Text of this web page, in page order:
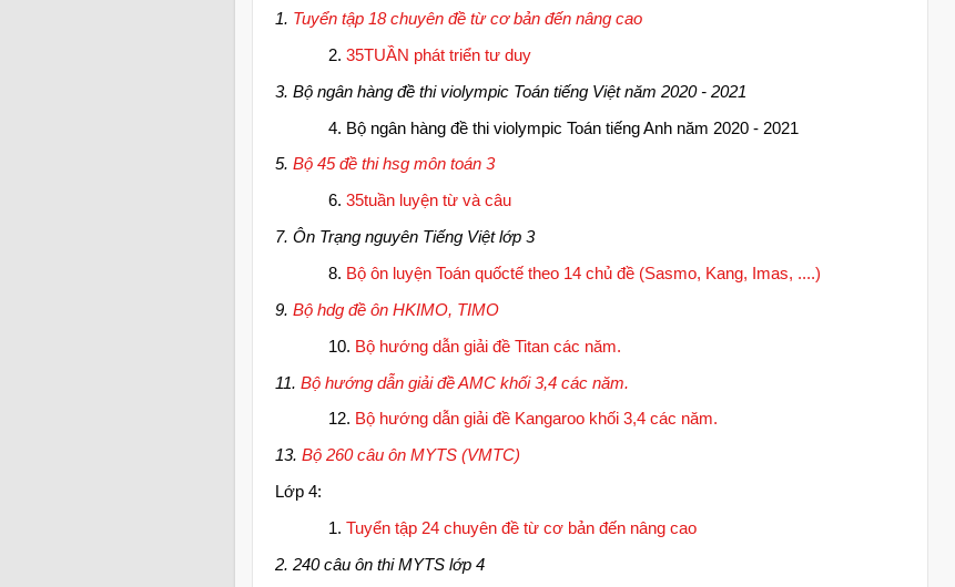
1. Tuyển tập 18 chuyên đề từ cơ bản đến nâng cao
2. 35TUẦN phát triển tư duy
3. Bộ ngân hàng đề thi violympic Toán tiếng Việt năm 2020 - 2021
4. Bộ ngân hàng đề thi violympic Toán tiếng Anh năm 2020 - 2021
5. Bộ 45 đề thi hsg môn toán 3
6. 35tuần luyện từ và câu
7. Ôn Trạng nguyên Tiếng Việt lớp 3
8. Bộ ôn luyện Toán quốctế theo 14 chủ đề (Sasmo, Kang, Imas, ....)
9. Bộ hdg đề ôn HKIMO, TIMO
10. Bộ hướng dẫn giải đề Titan các năm.
11. Bộ hướng dẫn giải đề AMC khối 3,4 các năm.
12. Bộ hướng dẫn giải đề Kangaroo khối 3,4 các năm.
13. Bộ 260 câu ôn MYTS (VMTC)
Lớp 4:
1. Tuyển tập 24 chuyên đề từ cơ bản đến nâng cao
2. 240 câu ôn thi MYTS lớp 4